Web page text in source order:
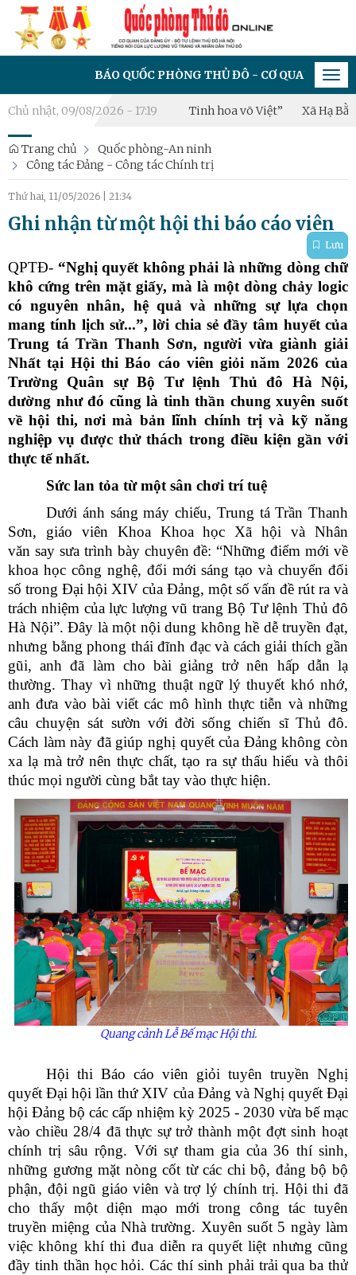
BÁO QUỐC PHÒNG THỦ ĐÔ - CƠ QUAN CỦA ĐẢNG ỦY -
Chủ nhật, 09/08/2026 - 17:19
“Hào khí Thăng Long – Tinh hoa võ Việt” Xã Hạ Bằng thành
Trang chủ
Quốc phòng-An ninh
Công tác Đảng - Công tác Chính trị
Thứ hai, 11/05/2026 21:34
Ghi nhận từ một hội thi báo cáo viên
Lưu
QPTĐ- “Nghị quyết không phải là những dòng chữ
khô cứng trên mặt giấy, mà là một dòng chảy logic
có nguyên nhân, hệ quả và những sự lựa chọn
mang tính lịch sử...”, lời chia sẻ đầy tâm huyết của
Trung tá Trần Thanh Sơn, người vừa giành giải
Nhất tại Hội thi Báo cáo viên giỏi năm 2026 của
Trường Quân sự Bộ Tư lệnh Thủ đô Hà Nội,
dường như đó cũng là tinh thần chung xuyên suốt
về hội thi, nơi mà bản lĩnh chính trị và kỹ năng
nghiệp vụ được thử thách trong điều kiện gần với
thực tế nhất.
Sức lan tỏa từ một sân chơi trí tuệ
Dưới ánh sáng máy chiếu, Trung tá Trần Thanh
Sơn, giáo viên Khoa Khoa học Xã hội và Nhân
văn say sưa trình bày chuyên đề: “Những điểm mới về
khoa học công nghệ, đổi mới sáng tạo và chuyển đổi
số trong Đại hội XIV của Đảng, một số vấn đề rút ra và
trách nhiệm của lực lượng vũ trang Bộ Tư lệnh Thủ đô
Hà Nội”. Đây là một nội dung không hề dễ truyền đạt,
nhưng bằng phong thái đĩnh đạc và cách giải thích gần
gũi, anh đã làm cho bài giảng trở nên hấp dẫn lạ
thường. Thay vì những thuật ngữ lý thuyết khó nhớ,
anh đưa vào bài viết các mô hình thực tiễn và những
câu chuyện sát sườn với đời sống chiến sĩ Thủ đô.
Cách làm này đã giúp nghị quyết của Đảng không còn
xa lạ mà trở nên thực chất, tạo ra sự thấu hiểu và thôi
thúc mọi người cùng bắt tay vào thực hiện.
Quang cảnh Lễ Bế mạc Hội thi.
Hội thi Báo cáo viên giỏi tuyên truyền Nghị
quyết Đại hội lần thứ XIV của Đảng và Nghị quyết Đại
hội Đảng bộ các cấp nhiệm kỳ 2025 - 2030 vừa bế mạc
vào chiều 28/4 đã thực sự trở thành một đợt sinh hoạt
chính trị sâu rộng. Với sự tham gia của 36 thí sinh,
những gương mặt nòng cốt từ các chi bộ, đảng bộ bộ
phận, đội ngũ giáo viên và trợ lý chính trị. Hội thi đã
cho thấy một diện mạo mới trong công tác tuyên
truyền miệng của Nhà trường. Xuyên suốt 5 ngày làm
việc không khí thi đua diễn ra quyết liệt nhưng cũng
đầy tinh thần học hỏi. Các thí sinh phải trải qua ba thử